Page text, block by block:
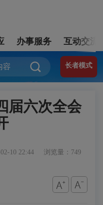
办事服务 互动交流
长者模式
届六次全会
10 22:44 浏览量：749